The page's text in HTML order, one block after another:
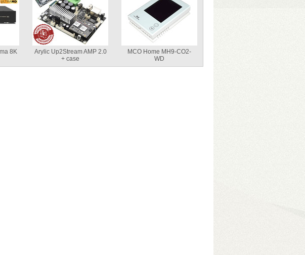
8K
Arylic Up2Stream AMP 2.0
+ case
MCO Home MH9-CO2-
WD